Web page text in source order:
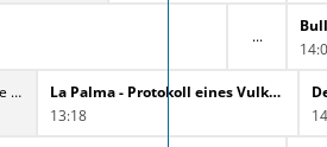
Bull
Inselwelt Philippinen: Gefährliche Vulkane auf Luzon
La Palma - Protokoll eines Vulkanausbruchs
13:18